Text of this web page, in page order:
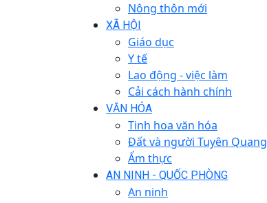
Nông thôn mới
XÃ HỘI
Giáo dục
Y tế
Lao động - việc làm
Cải cách hành chính
VĂN HÓA
Tinh hoa văn hóa
Đất và người Tuyên Quang
Ẩm thực
AN NINH - QUỐC PHÒNG
An ninh